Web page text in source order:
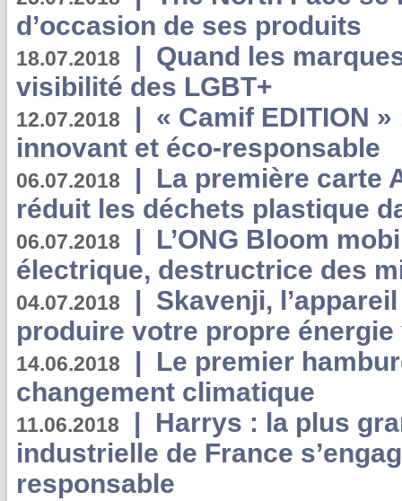
d’occasion de ses produits
18.07.2018 | Quand les
visibilité des LGBT+
12.07.2018 | « Camif EDITION
innovant et éco-responsable
06.07.2018 | La première carte
réduit les déchets plastique
06.07.2018 | L’ONG Bloom
électrique, destructrice des
04.07.2018 | Skavenji,
produire votre propre
14.06.2018 | Le premier
changement climatique
11.06.2018 | Harrys : la plus
industrielle de France
responsable